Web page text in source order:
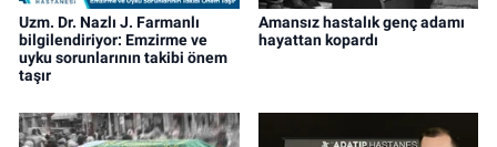
Uzm. Dr. Nazlı J. Farmanlı
bilgilendiriyor: Emzirme ve
uyku sorunlarının takibi önem
taşır
Amansız hastalık genç adamı
hayattan kopardı